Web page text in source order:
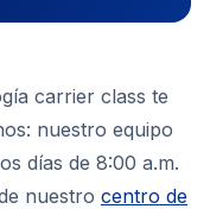
carrier class te
nuestro equipo
días de 8:00 a.m.
nuestro centro de